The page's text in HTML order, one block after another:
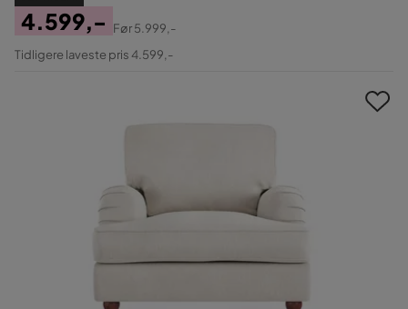
Pris
4.599,-
Original
Før5.999,-
Tidligere laveste pris 4.599,-